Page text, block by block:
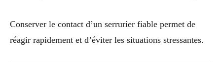
Conserver le contact d’un serrurier fiable permet de
réagir rapidement et d’éviter les situations stressantes.